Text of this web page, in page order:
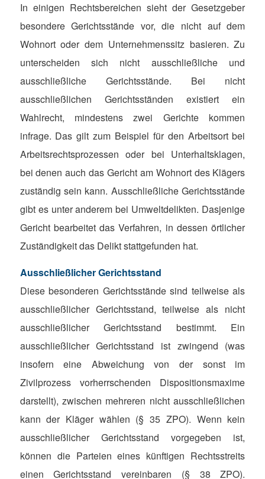
In einigen Rechtsbereichen sieht der Gesetzgeber
besondere Gerichtsstände vor, die nicht auf dem
Wohnort oder dem Unternehmenssitz basieren. Zu
unterscheiden sich nicht ausschließliche und
ausschließliche Gerichtsstände. Bei nicht
ausschließlichen Gerichtsständen existiert ein
Wahlrecht, mindestens zwei Gerichte kommen
infrage. Das gilt zum Beispiel für den Arbeitsort bei
Arbeitsrechtsprozessen oder bei Unterhaltsklagen,
bei denen auch das Gericht am Wohnort des Klägers
zuständig sein kann. Ausschließliche Gerichtsstände
gibt es unter anderem bei Umweltdelikten. Dasjenige
Gericht bearbeitet das Verfahren, in dessen örtlicher
Zuständigkeit das Delikt stattgefunden hat.
Ausschließlicher Gerichtsstand
Diese besonderen Gerichtsstände sind teilweise als
ausschließlicher Gerichtsstand, teilweise als nicht
ausschließlicher Gerichtsstand bestimmt. Ein
ausschließlicher Gerichtsstand ist zwingend (was
insofern eine Abweichung von der sonst im
Zivilprozess vorherrschenden Dispositionsmaxime
darstellt), zwischen mehreren nicht ausschließlichen
kann der Kläger wählen (§ 35 ZPO). Wenn kein
ausschließlicher Gerichtsstand vorgegeben ist,
können die Parteien eines künftigen Rechtsstreits
einen Gerichtsstand vereinbaren (§ 38 ZPO).